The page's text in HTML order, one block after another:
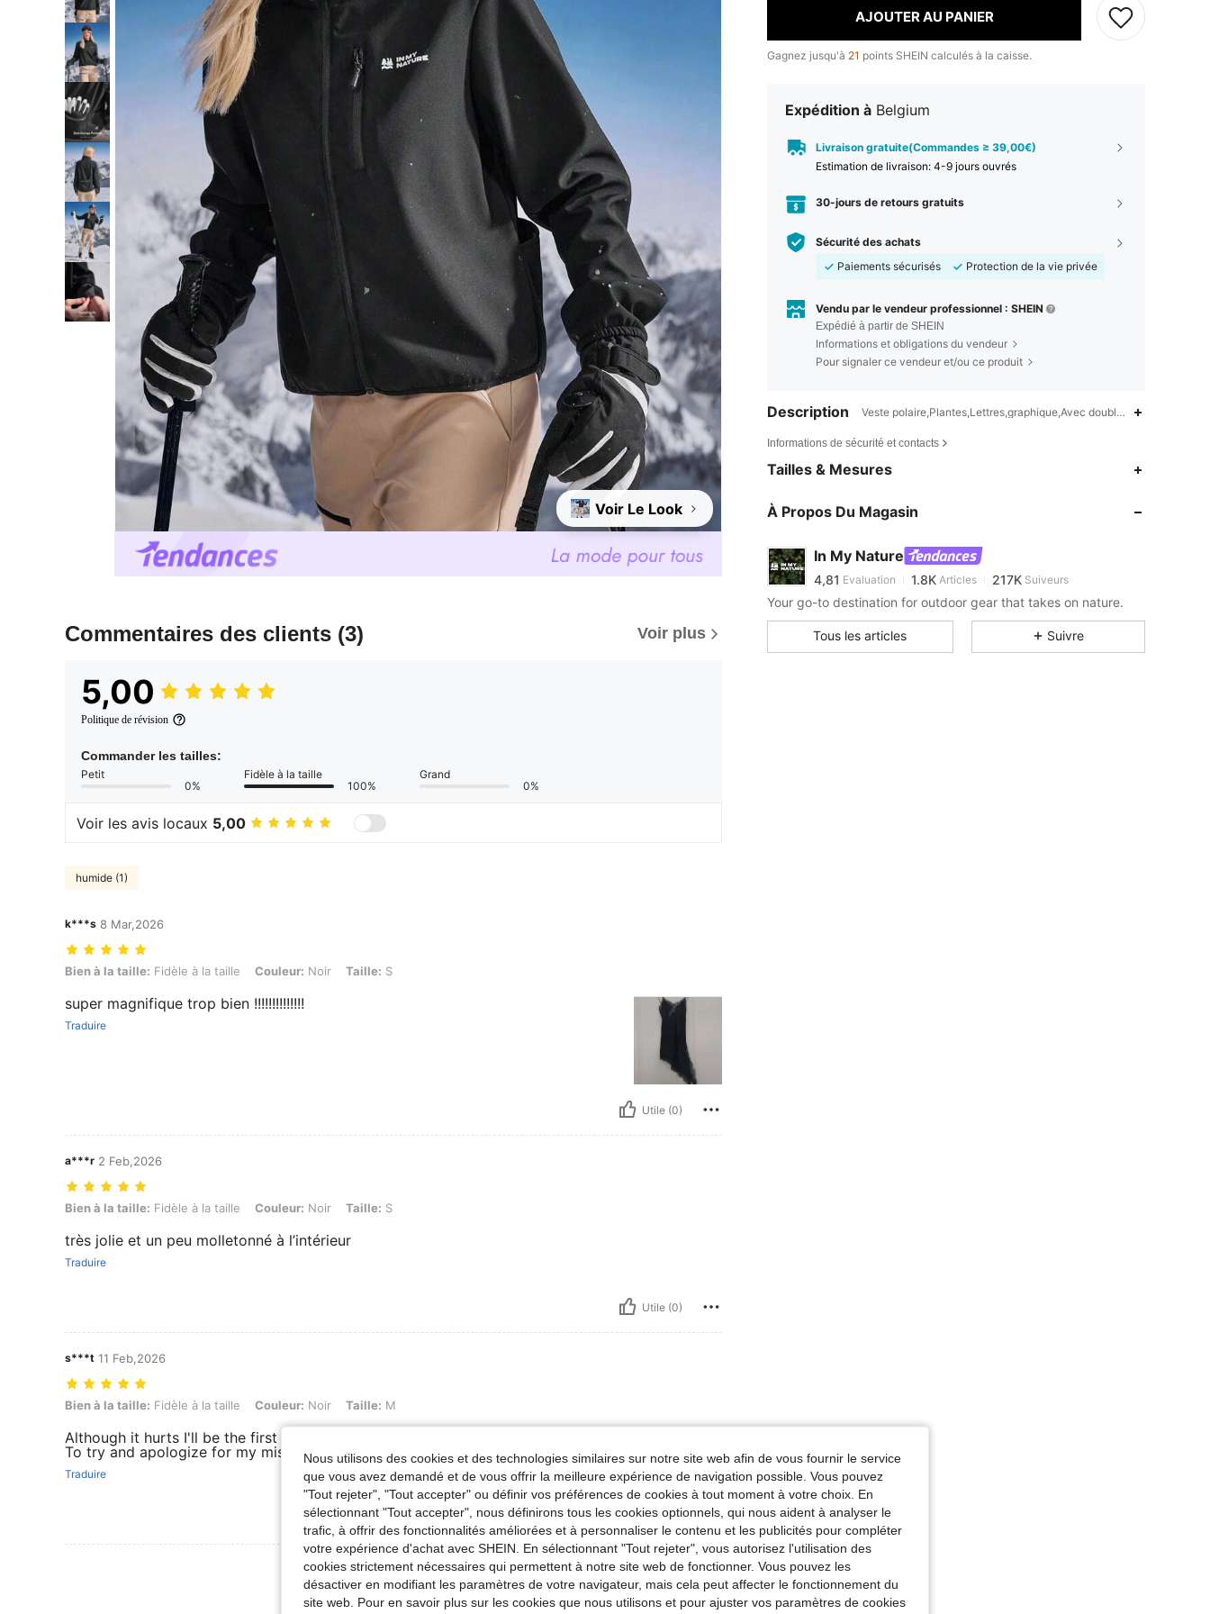
Voir Le Look
Commentaires des clients (3) Voir plus
5,00
Politique de révision
Commander les tailles:
Petit
0%
Fidèle à la taille
100%
Grand
0%
Voir les avis locaux 5,00
humide (1)
k***s 8 Mar,2026
Bien à la taille: Fidèle à la taille, Couleur: Noir, Taille: S
Bien à la taille: Fidèle à la taille Couleur: Noir Taille: S
super magnifique trop bien !!!!!!!!!!!!!!
Traduire
Utile (0)
a***r 2 Feb,2026
Bien à la taille: Fidèle à la taille, Couleur: Noir, Taille: S
Bien à la taille: Fidèle à la taille Couleur: Noir Taille: S
très jolie et un peu molletonné à l’intérieur
Traduire
Utile (0)
s***t 11 Feb,2026
Bien à la taille: Fidèle à la taille, Couleur: Noir, Taille: M
Bien à la taille: Fidèle à la taille Couleur: Noir Taille: M
Although it hurts I'll be the first to say that I was wrong Oh, I know I'm probably much too late
To try and apologize for my mistakes
Traduire
Utile (0)
AJOUTER AU PANIER
Gagnez jusqu'à 21 points SHEIN calculés à la caisse.
Expédition à Belgium
Livraison gratuite(Commandes ≥ 39,00€)
Estimation de livraison: 4-9 jours ouvrés
30-jours de retours gratuits
Sécurité des achats
Paiements sécurisés
Protection de la vie privée
Vendu par le vendeur professionnel : SHEIN
Expédié à partir de SHEIN
Informations et obligations du vendeur
Pour signaler ce vendeur et/ou ce produit
Description Veste polaire,Plantes,Lettres,graphique,Avec doublure
Informations de sécurité et contacts
Tailles & Mesures
À Propos Du Magasin
In My Nature
4,81
4,81
1.8K
1.8K
4,81
1.8K 217K
l***9est en train de naviguer
4,81 1.8K
217K
4,81
1.8K
217K
4,81
1.8K
217K
Your go-to destination for outdoor gear that takes on nature.
Tous les articles Suivre
Nous utilisons des cookies et des technologies similaires sur notre site web afin de vous fournir le service
que vous avez demandé et de vous offrir la meilleure expérience de navigation possible. Vous pouvez
"Tout rejeter", "Tout accepter" ou définir vos préférences de cookies à tout moment à votre choix. En
sélectionnant "Tout accepter", nous définirons tous les cookies optionnels, qui nous aident à analyser le
trafic, à offrir des fonctionnalités améliorées et à personnaliser le contenu et les publicités pour compléter
votre expérience d'achat avec SHEIN. En sélectionnant "Tout rejeter", vous autorisez l'utilisation des
cookies strictement nécessaires qui permettent à notre site web de fonctionner. Vous pouvez les
désactiver en modifiant les paramètres de votre navigateur, mais cela peut affecter le fonctionnement du
site web. Pour en savoir plus sur les cookies que nous utilisons et pour ajuster vos paramètres de cookies